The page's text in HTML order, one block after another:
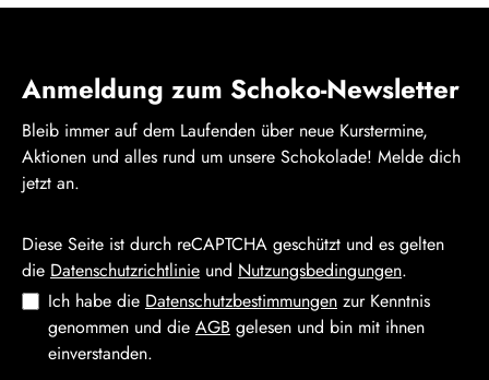
Anmeldung zum Schoko-Newsletter
Bleib immer auf dem Laufenden über neue Kurstermine,
Aktionen und alles rund um unsere Schokolade! Melde dich
jetzt an.
Diese Seite ist durch reCAPTCHA geschützt und es gelten
die Datenschutzrichtlinie und Nutzungsbedingungen.
Ich habe die Datenschutzbestimmungen zur Kenntnis
genommen und die AGB gelesen und bin mit ihnen
einverstanden.